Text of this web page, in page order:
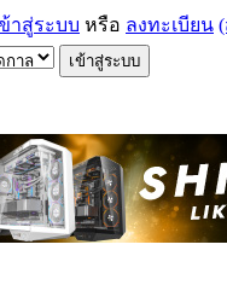
ข้าสู่ระบบ หรือ ลงทะเบียน